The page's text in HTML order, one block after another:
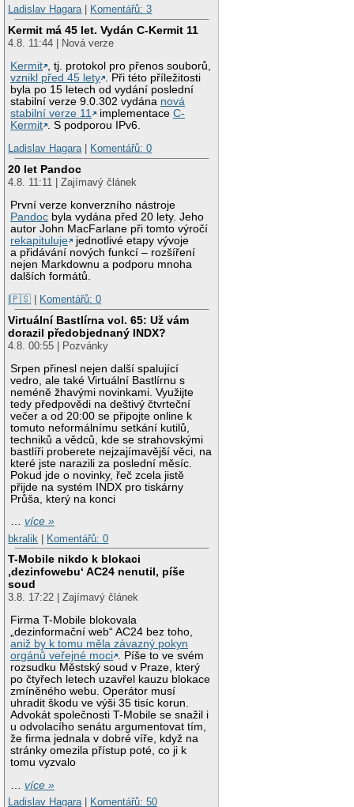
Ladislav Hagara| Komentářů: 3
Kermit má 45 let. Vydán C-Kermit 11
4.8. 11:44 | Nová verze
Kermit
, tj. protokol pro přenos souborů,
vznikl před 45 lety
. Při této příležitosti
byla po 15 letech od vydání poslední
stabilní verze 9.0.302 vydána nová
stabilní verze 11
implementaceC-
Kermit
. S podporou IPv6.
Ladislav Hagara| Komentářů: 0
20 let Pandoc
4.8. 11:11 | Zajímavý článek
První verze konverzního nástroje
Pandoc byla vydána před 20 lety. Jeho
autor John MacFarlane při tomto výročí
rekapituluje
jednotlivé etapy vývoje
a přidávání nových funkcí – rozšíření
nejen Markdownu a podporu mnoha
dalších formátů.
|🇵🇸
Komentářů: 0
Virtuální Bastlírna vol. 65: Už vám
dorazil předobjednaný INDX?
4.8. 00:55 | Pozvánky
Srpen přinesl nejen další spalující
vedro, ale také Virtuální Bastlírnu s
neméně žhavými novinkami. Využijte
tedy předpovědi na deštivý čtvrteční
večer a od 20:00 se připojte online k
tomuto neformálnímu setkání kutilů,
techniků a vědců, kde se strahovskými
bastlíři proberete nejzajímavější věci, na
které jste narazili za poslední měsíc.
Pokud jde o novinky, řeč zcela jistě
přijde na systém INDX pro tiskárny
Průša, který na konci
…více »
bkralik | Komentářů: 0
T-Mobile nikdo k blokaci
‚dezinfowebu‘ AC24 nenutil, píše
soud
3.8. 17:22 | Zajímavý článek
Firma T-Mobile blokovala
„dezinformační web“ AC24 bez toho,
aniž by k tomu měla závazný pokyn
orgánů veřejné moci
. Píše to ve svém
rozsudku Městský soud v Praze, který
po čtyřech letech uzavřel kauzu blokace
zmíněného webu. Operátor musí
uhradit škodu ve výši 35 tisíc korun.
Advokát společnosti T-Mobile se snažil i
u odvolacího senátu argumentovat tím,
že firma jednala v dobré víře, když na
stránky omezila přístup poté, co ji k
tomu vyzvalo
…více »
Ladislav Hagara| Komentářů: 50